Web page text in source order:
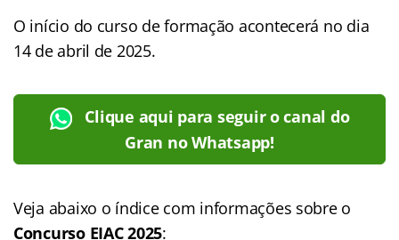
O início do curso de formação acontecerá no dia
14 de abril de 2025.
Clique aqui para seguir o canal do
Gran no Whatsapp!
Veja abaixo o índicecom informações sobre o
Concurso EIAC 2025: